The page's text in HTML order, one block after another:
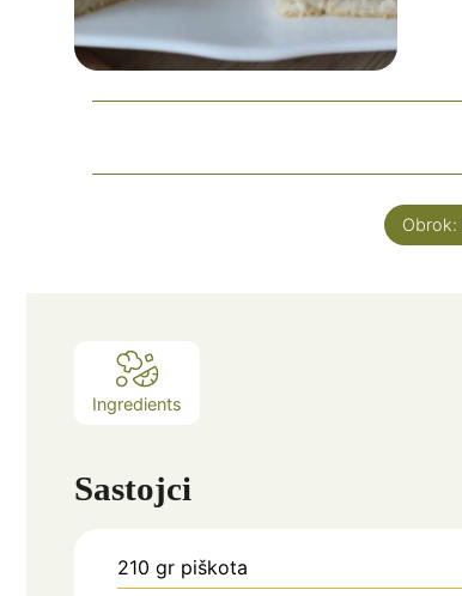
Obrok:
Ingredients
Sastojci
210 gr piškota